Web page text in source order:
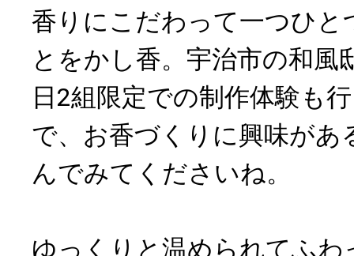
香りにこだわって一つひと
とをかし香。宇治市の和風
日2組限定での制作体験も
で、お香づくりに興味があ
んでみてくださいね。
ゆっくりと温められてふわ